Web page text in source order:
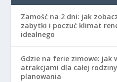
Zamość na 2 dni: jak
zabytki i poczuć klimat
idealnego
Gdzie na ferie zimowe: jak
atrakcjami dla całej
planowania